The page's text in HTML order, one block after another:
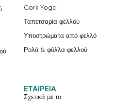
Cork Yoga
Ταπετσαρία φελλού
Υποστρώματα από φελλό
Ρολά & φύλλα φελλού
ΕΤΑΙΡΕΊΑ
Σχετικά με το